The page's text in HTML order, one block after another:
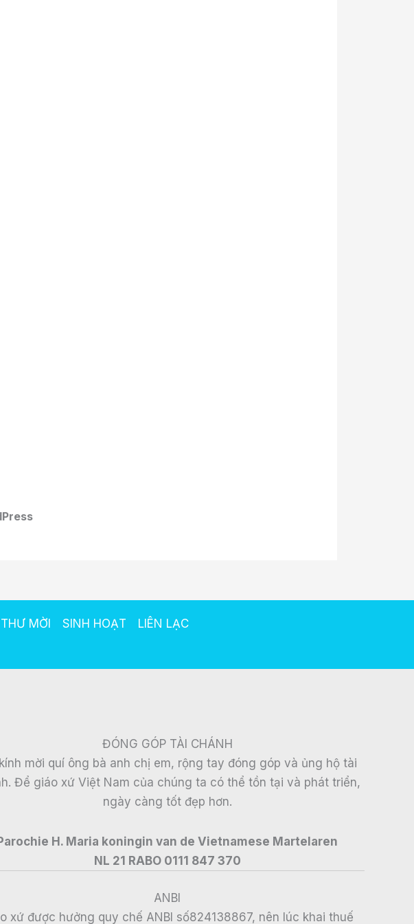
THƯ MỜI SINH HOẠT LIÊN LẠC
ĐÓNG GÓP TÀI CHÁNH
mời quí ông bà anh chị em, rộng tay đóng góp và ủng hộ tài
Để giáo xứ Việt Nam của chúng ta có thể tồn tại và phát triển,
ngày càng tốt đẹp hơn.
H. Maria koningin van de Vietnamese Martelaren
NL 21 RABO 0111 847 370
ANBI
xứ được hưởng quy chế ANBI số824138867, nên lúc khai thuế